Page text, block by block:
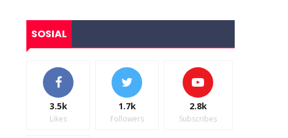
SOSIAL
3.5k
Likes
1.7k
Followers
2.8k
Subscribes